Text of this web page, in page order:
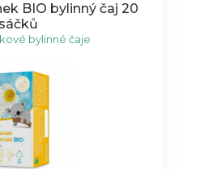
BIO bylinný čaj 20
sáčků
bylinné čaje